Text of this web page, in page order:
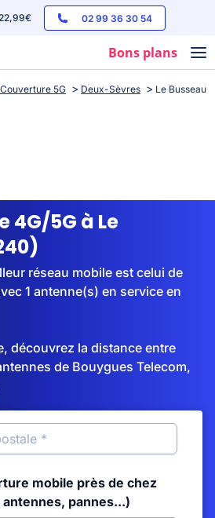
02 99 36 30 54
Bons plans
Couverture 5G Deux-Sèvres Le Busseau
4G/5G à Le
réseau mobile est celui de
1 antenne(s) en service en
découvrez la distance entre
de Bouygues Telecom,
mobile près de chez
pannes...)